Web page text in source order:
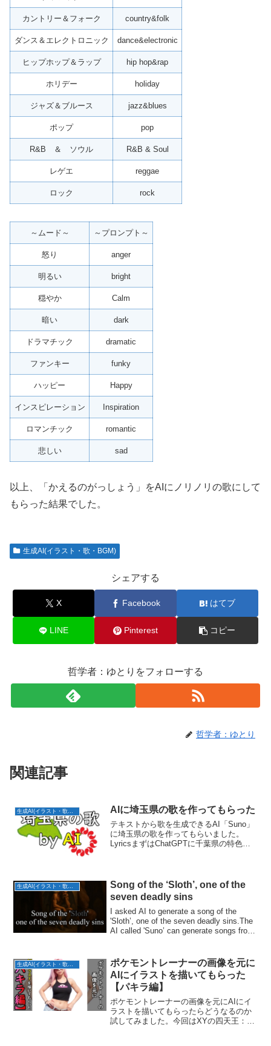
カントリー＆フォーク country&folk
ダンス＆エレクトロニック dance&electronic
ヒップホップ＆ラップ hip hop&rap
ホリデー holiday
ジャズ＆ブルース jazz&blues
ポップ pop
R&B ＆ ソウル R&B & Soul
レゲエ reggae
ロック rock
～ムード～ ～プロンプト～
怒り anger
明るい bright
穏やか Calm
暗い dark
ドラマチック dramatic
ファンキー funky
ハッピー Happy
インスピレーション Inspiration
ロマンチック romantic
悲しい sad
以上、「かえるのがっしょう」をAIにノリノリの歌にして
もらった結果でした。
生成AI(イラスト・歌・BGM)
シェアする
X Facebook はてブ
LINE Pinterest コピー
哲学者：ゆとりをフォローする
哲学者：ゆとり
関連記事
生成AI(イラスト・歌・BGM) AIに埼玉県の歌を作ってもらった
テキストから歌を生成できるAI「Suno」
に埼玉県の歌を作ってもらいました。
LyricsまずはChatGPTに千葉県の特色・
い？...
Song of the ‘Sloth’, one of the
seven deadly sins
I asked AI to generate a song of the
'Sloth’, one of the seven deadly sins.The
AI called 'Suno’ can generate songs from
生成AI(イラスト・歌・BGM)
ポケモントレーナーの画像を元に
AIにイラストを描いてもらった
【パキラ編】
ポケモントレーナーの画像を元にAIにイ
ラストを描いてもらったらどうなるのか
試してみました。今回はXYの四天王：パ